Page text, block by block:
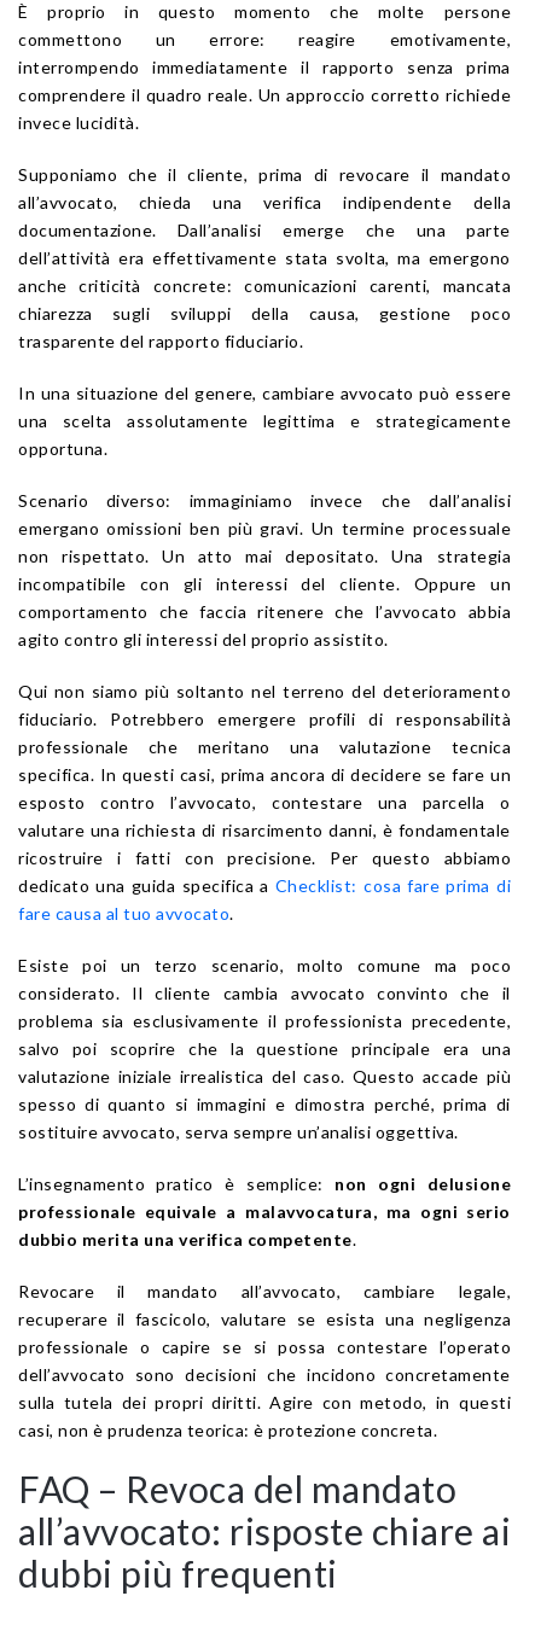
È proprio in questo momento che molte persone
commettono un errore: reagire emotivamente,
interrompendo immediatamente il rapporto senza prima
comprendere il quadro reale. Un approccio corretto richiede
invece lucidità.
Supponiamo che il cliente, prima di revocare il mandato
all’avvocato, chieda una verifica indipendente della
documentazione. Dall’analisi emerge che una parte
dell’attività era effettivamente stata svolta, ma emergono
anche criticità concrete: comunicazioni carenti, mancata
chiarezza sugli sviluppi della causa, gestione poco
trasparente del rapporto fiduciario.
In una situazione del genere, cambiare avvocato può essere
una scelta assolutamente legittima e strategicamente
opportuna.
Scenario diverso: immaginiamo invece che dall’analisi
emergano omissioni ben più gravi. Un termine processuale
non rispettato. Un atto mai depositato. Una strategia
incompatibile con gli interessi del cliente. Oppure un
comportamento che faccia ritenere che l’avvocato abbia
agito contro gli interessi del proprio assistito.
Qui non siamo più soltanto nel terreno del deterioramento
fiduciario. Potrebbero emergere profili di responsabilità
professionale che meritano una valutazione tecnica
specifica. In questi casi, prima ancora di decidere se fare un
esposto contro l’avvocato, contestare una parcella o
valutare una richiesta di risarcimento danni, è fondamentale
ricostruire i fatti con precisione. Per questo abbiamo
dedicato una guida specifica a Checklist: cosa fare prima di
fare causa al tuo avvocato.
Esiste poi un terzo scenario, molto comune ma poco
considerato. Il cliente cambia avvocato convinto che il
problema sia esclusivamente il professionista precedente,
salvo poi scoprire che la questione principale era una
valutazione iniziale irrealistica del caso. Questo accade più
spesso di quanto si immagini e dimostra perché, prima di
sostituire avvocato, serva sempre un’analisi oggettiva.
L’insegnamento pratico è semplice: non ogni delusione
professionale equivale a malavvocatura, ma ogni serio
dubbio merita una verifica competente.
Revocare il mandato all’avvocato, cambiare legale,
recuperare il fascicolo, valutare se esista una negligenza
professionale o capire se si possa contestare l’operato
dell’avvocato sono decisioni che incidono concretamente
sulla tutela dei propri diritti. Agire con metodo, in questi
casi, non è prudenza teorica: è protezione concreta.
FAQ – Revoca del mandato
all’avvocato: risposte chiare ai
dubbi più frequenti